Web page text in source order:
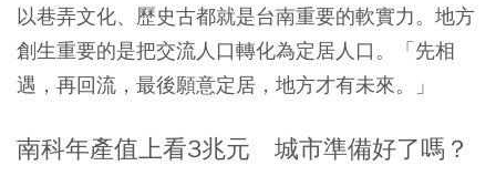
以巷弄文化、歷史古都就是台南重要的軟實力。地方
創生重要的是把交流人口轉化為定居人口。「先相
遇，再回流，最後願意定居，地方才有未來。」
南科年產值上看3兆元 城市準備好了嗎？